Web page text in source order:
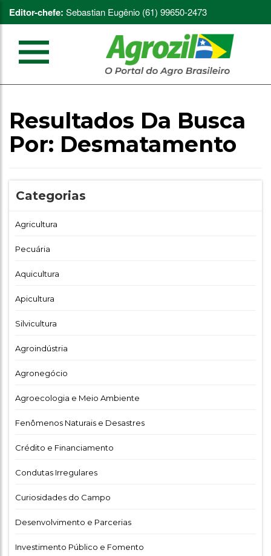
Editor-chefe: Sebastian Eugênio (61) 99650-2473
Resultados Da Busca
Por: Desmatamento
Categorias
Agricultura
Pecuária
Aquicultura
Apicultura
Silvicultura
Agroindústria
Agronegócio
Agroecologia e Meio Ambiente
Fenômenos Naturais e Desastres
Crédito e Financiamento
Condutas Irregulares
Curiosidades do Campo
Desenvolvimento e Parcerias
Investimento Público e Fomento